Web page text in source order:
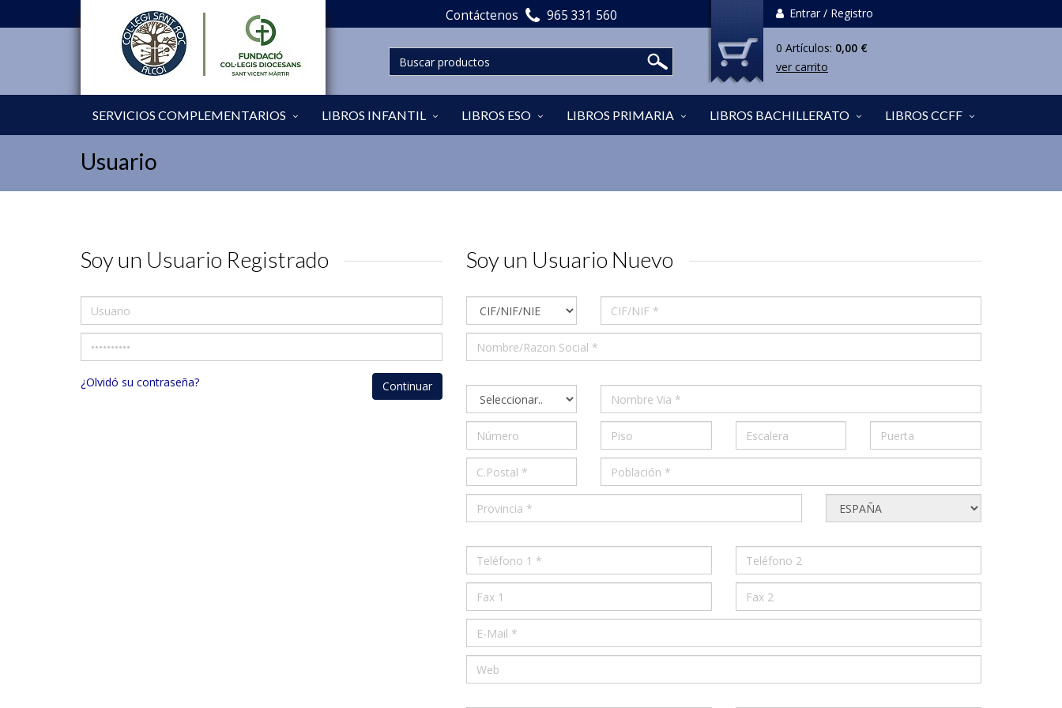
Contáctenos 965 331 560 Entrar / Registro
0 Artículos: 0,00 €
ver carrito
SERVICIOS COMPLEMENTARIOS LIBROS INFANTIL LIBROS ESO LIBROS PRIMARIA LIBROS BACHILLERATO LIBROS CCFF
Usuario
Soy un Usuario Registrado
Continuar
¿Olvidó su contraseña?
Soy un Usuario Nuevo